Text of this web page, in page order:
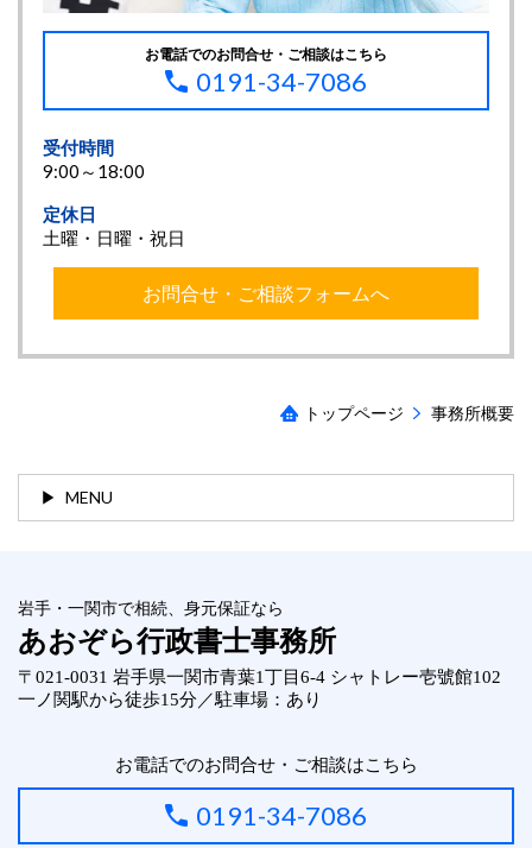
お電話でのお問合せ・ご相談はこちら
0191-34-7086
受付時間
9:00～18:00
定休日
土曜・日曜・祝日
お問合せ・ご相談フォームへ
トップページ 事務所概要
MENU
岩手・一関市で相続、身元保証なら
あおぞら行政書士事務所
〒021-0031 岩手県一関市青葉1丁目6-4 シャトレー壱號館102
一ノ関駅から徒歩15分／駐車場：あり
お電話でのお問合せ・ご相談はこちら
0191-34-7086